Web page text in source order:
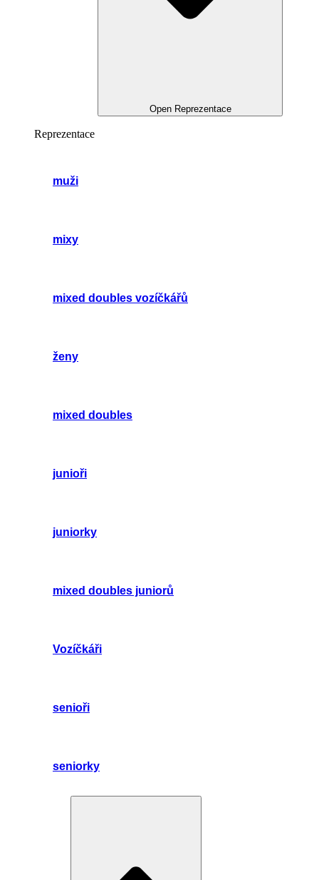
Open Reprezentace
Reprezentace
muži
mixy
mixed doubles vozíčkářů
ženy
mixed doubles
junioři
juniorky
mixed doubles juniorů
Vozíčkáři
senioři
seniorky